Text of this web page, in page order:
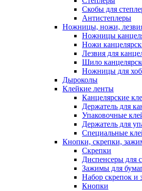
Скобы для
Антистеплеры
Ножницы, ножи,
Ножницы
Ножи
Лезвия для
Шило
Ножницы для
Дыроколы
Клейкие ленты
Канцелярские
Держатель для
Упаковочные
Держатель для
Специальные
Кнопки, скрепки,
Скрепки
Диспенсеры для
Зажимы для
Набор скрепок и
Кнопки